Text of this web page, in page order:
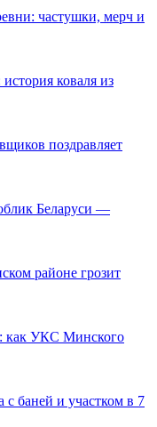
частушки, мерч и
коваля из
поздравляет
Беларуси —
районе грозит
как УКС Минского
баней и участком в 7